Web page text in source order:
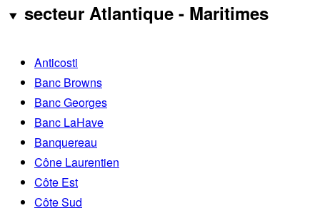
secteur Atlantique - Maritimes
Anticosti
Banc Browns
Banc Georges
Banc LaHave
Banquereau
Cône Laurentien
Côte Est
Côte Sud